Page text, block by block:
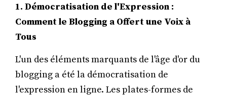
1. Démocratisation de l'Expression :
Comment le Blogging a Offert une Voix à
Tous
L'un des éléments marquants de l'âge d'or du
blogging a été la démocratisation de
l'expression en ligne. Les plates-formes de